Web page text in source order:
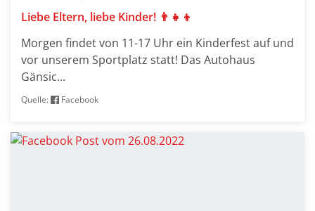
Liebe Eltern, liebe Kinder! 👨‍👧‍👦
Morgen findet von 11-17 Uhr ein Kinderfest auf und
vor unserem Sportplatz statt! Das Autohaus
Gänsic...
Quelle: Facebook